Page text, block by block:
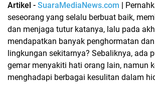
Artikel - SuaraMediaNews.com
seseorang yang selalu berbuat baik,
dan menjaga tutur katanya, lalu pada
mendapatkan banyak penghormatan
lingkungan sekitarnya? Sebaliknya, ada
gemar menyakiti hati orang lain, namun
menghadapi berbagai kesulitan dalam